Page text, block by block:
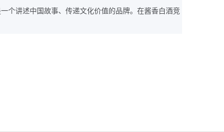
个讲述中国故事、传递文化价值的品牌。在酱香白酒竞